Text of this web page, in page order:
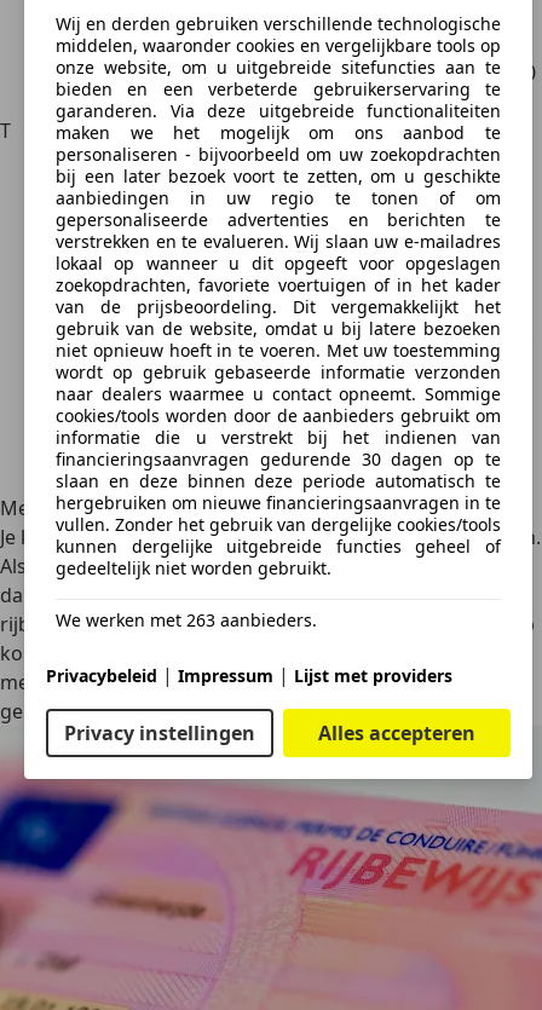
Wij en derden gebruiken verschillende technologische
middelen, waaronder cookies en vergelijkbare tools op
onze website, om u uitgebreide sitefuncties aan te
bieden en een verbeterde gebruikerservaring te
garanderen. Via deze uitgebreide functionaliteiten
maken we het mogelijk om ons aanbod te
personaliseren - bijvoorbeeld om uw zoekopdrachten
bij een later bezoek voort te zetten, om u geschikte
aanbiedingen in uw regio te tonen of om
gepersonaliseerde advertenties en berichten te
verstrekken en te evalueren. Wij slaan uw e-mailadres
lokaal op wanneer u dit opgeeft voor opgeslagen
zoekopdrachten, favoriete voertuigen of in het kader
van de prijsbeoordeling. Dit vergemakkelijkt het
gebruik van de website, omdat u bij latere bezoeken
niet opnieuw hoeft in te voeren. Met uw toestemming
wordt op gebruik gebaseerde informatie verzonden
naar dealers waarmee u contact opneemt. Sommige
cookies/tools worden door de aanbieders gebruikt om
informatie die u verstrekt bij het indienen van
financieringsaanvragen gedurende 30 dagen op te
slaan en deze binnen deze periode automatisch te
hergebruiken om nieuwe financieringsaanvragen in te
vullen. Zonder het gebruik van dergelijke cookies/tools
kunnen dergelijke uitgebreide functies geheel of
gedeeltelijk niet worden gebruikt.
We werken met 263 aanbieders.
Privacybeleid | Impressum | Lijst met providers
Privacy instellingen Alles accepteren
Geldig voor combinatie van trekkend voertuig
van categorie D1 en een aanhanger van meer
dan 750 kg. De combinatie mag maximaal 12.000
kg wegen
T
Rijbewijs voor land- en bosbouwtrekker (T) en
motorrijtuigen met beperkte snelheid (MMBS).
Alleen nodig als:
De LBT en/of MMBS inclusief verwisselbaar
uitrustingsstuk aan de voorkant breder zijn dan
130 centimeter
Een rijbewijs is niet nodig als de LBT en MMBS
wordt gebruikt voor maaien, onkruid bestrijden,
vegen, sneeuw ruimen, gladheid bestrijden of
hondenpoep verzamelen. Daarnaast mogen
deze voertuigen niet zijn voorzien van de
mogelijkheid om een aanhangwagen of
getrokken verwisselbare machine te trekken.
Meerdere categorieën op één rijbewijs
Je kunt meerdere categorieën op één rijbewijs laten zetten.
Als je een categorie wilt laten bijschrijven op je rijbewijs,
dan moet je bij de gemeente een aanvraag indienen. Je
rijbewijs wordt dan vernieuwd. Op de voorkant bij punt 4b
komt de langstlopende geldigheidsduur te staan. Dat is
meestal van de rijbewijscategorie waar je het kortst
geleden voor geslaagd bent.